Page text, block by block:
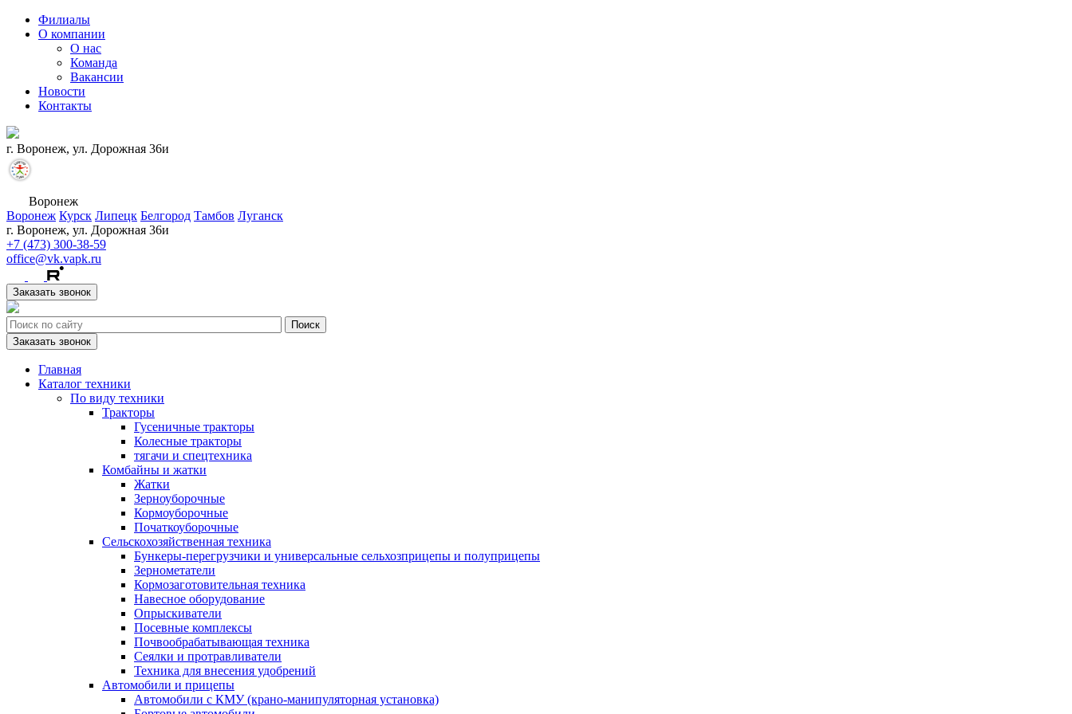
Филиалы
О компании
О нас
Команда
Вакансии
Новости
Контакты
г. Воронеж, ул. Дорожная 36и
Воронеж
Воронеж Курск Липецк Белгород Тамбов Луганск
г. Воронеж, ул. Дорожная 36и
+7 (473) 300-38-59
office@vk.vapk.ru
Заказать звонок
Заказать звонок
Главная
Каталог техники
По виду техники
Тракторы
Гусеничные тракторы
Колесные тракторы
тягачи и спецтехника
Комбайны и жатки
Жатки
Зерноуборочные
Кормоуборочные
Початкоуборочные
Сельскохозяйственная техника
Бункеры-перегрузчики и универсальные сельхозприцепы и полуприцепы
Зернометатели
Кормозаготовительная техника
Навесное оборудование
Опрыскиватели
Посевные комплексы
Почвообрабатывающая техника
Сеялки и протравливатели
Техника для внесения удобрений
Автомобили и прицепы
Автомобили с КМУ (крано-манипуляторная установка)